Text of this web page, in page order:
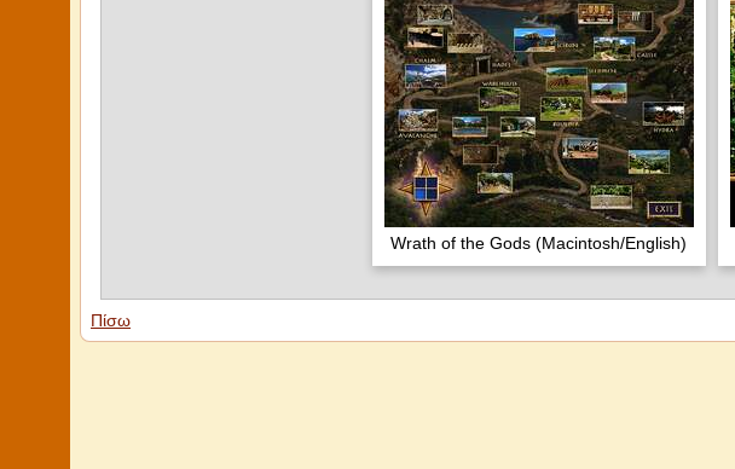
Wrath of the Gods (Macintosh/English)
Πίσω